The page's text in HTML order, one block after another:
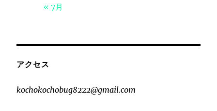
« 7月
アクセス
kochokochobug8222@gmail.com